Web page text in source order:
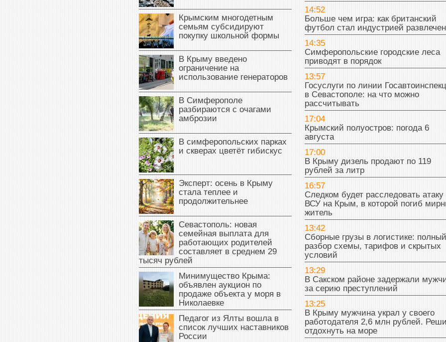
Крымским многодетным
семьям субсидируют
покупку школьной формы
В Крыму введено
ограничение на
использование генераторов
В Симферополе
разбираются с очагами
амброзии
В симферопольских парках
и скверах цветёт гибискус
Эксперт: осень в Крыму
стала теплее и
продолжительнее
Севастополь: новая
семейная выплата для
работающих родителей
составляет в среднем 29
тысяч рублей
Минимущество Крыма:
объявлен аукцион по
продаже объекта у моря в
Николаевке
Педагог из Ялты вошла в
список лучших наставников
России
14:52
Больше чем игра: как британский
футбол стал индустрией
14:35
Симферопольские городские леса
приводят в порядок
13:57
Госуслуги по линии
в Севастополе: на что можно
рассчитывать
17:04
Крымский полуостров: погода 6
августа
17:00
В Крыму дизель продают по 119
рублей за литр
16:57
Следком будет расследовать атаку
ВСУ на Крым, в которой погиб
житель
13:42
Сборные грузы в логистике: полный
разбор схемы, тарифов и скрытых
условий
13:29
В Сакском районе задержали
за серию преступлений
13:25
В Крыму мужчина украл у своего
работодателя 2,6 млн рублей.
отдохнуть на море